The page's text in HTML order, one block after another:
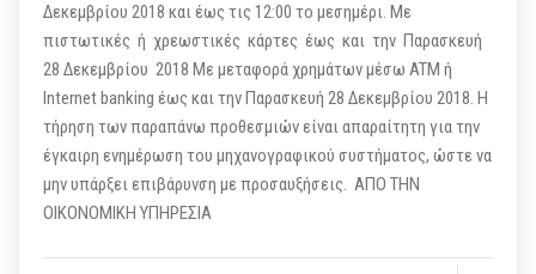
Δεκεμβρίου 2018 και έως τις 12:00 το μεσημέρι. Με
πιστωτικές ή χρεωστικές κάρτες έως και την Παρασκευή
28 Δεκεμβρίου 2018 Με μεταφορά χρημάτων μέσω ATM ή
Internet banking έως και την Παρασκευή 28 Δεκεμβρίου 2018. Η
τήρηση των παραπάνω προθεσμιών είναι απαραίτητη για την
έγκαιρη ενημέρωση του μηχανογραφικού συστήματος, ώστε να
μην υπάρξει επιβάρυνση με προσαυξήσεις. ΑΠΟ ΤΗΝ
ΟΙΚΟΝΟΜΙΚΗ ΥΠΗΡΕΣΙΑ